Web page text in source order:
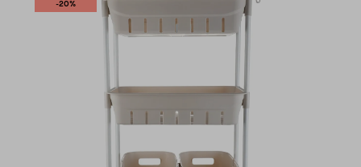
-20%